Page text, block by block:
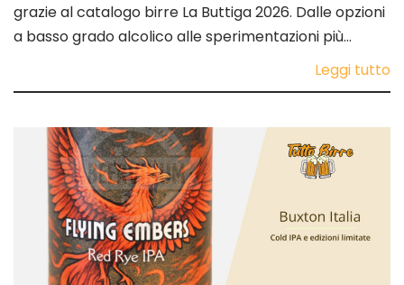
grazie al catalogo birre La Buttiga 2026. Dalle opzioni
a basso grado alcolico alle sperimentazioni più…
Leggi tutto